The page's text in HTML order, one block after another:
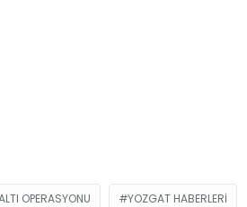
OPERASYONU YOZGAT HABERLERI